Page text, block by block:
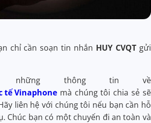
chỉ cần soạn tin nhắn HUY CVQT gửi
những thông tin về
tế Vinaphone mà chúng tôi chia sẻ sẽ
liên hệ với chúng tôi nếu bạn cần hỗ
Chúc bạn có một chuyến đi an toàn và